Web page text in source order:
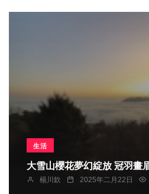
生活
大雪山櫻花夢幻綻放 冠羽畫
楊川欽 2025年二月22日